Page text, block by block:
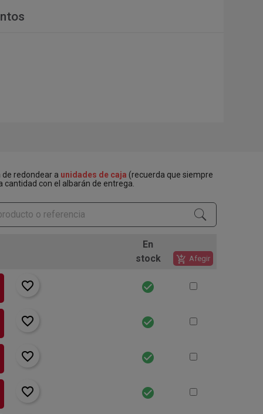
redondear a unidades de caja (recuerda que siempre
con el albarán de entrega.
En
stock
add_shopping_cart Afegir
favorite_border check_circle
favorite_border check_circle
favorite_border check_circle
favorite_border check_circle